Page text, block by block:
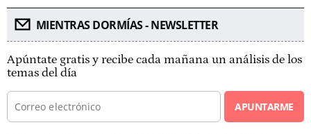
MIENTRAS DORMÍAS - NEWSLETTER
Apúntate gratis y recibe cada mañana un análisis de los
temas del día
APUNTARME